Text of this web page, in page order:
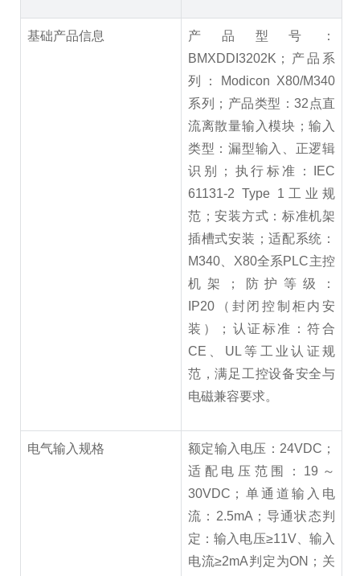
基础产品信息
产品型号：
BMXDDI3202K；产品系
列：Modicon X80/M340
系列；产品类型：32点直
流离散量输入模块；输入
类型：漏型输入、正逻辑
识别；执行标准：IEC
61131-2 Type 1工业规
范；安装方式：标准机架
插槽式安装；适配系统：
M340、X80全系PLC主控
机架；防护等级：
IP20（封闭控制柜内安
装）；认证标准：符合
CE、UL等工业认证规
范，满足工控设备安全与
电磁兼容要求。
电气输入规格
额定输入电压：24VDC；
适配电压范围：19～
30VDC；单通道输入电
流：2.5mA；导通状态判
定：输入电压≥11V、输入
电流≥2mA判定为ON；关